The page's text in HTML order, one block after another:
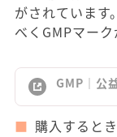
がされています
べくGMPマー
GMP｜公
購入すると